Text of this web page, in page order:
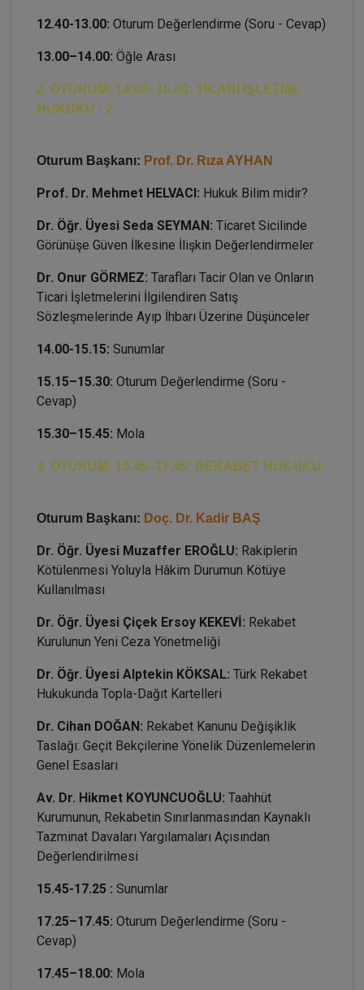
12.40-13.00: Oturum Değerlendirme (Soru - Cevap)
13.00–14.00: Öğle Arası
2. OTURUM: 14:00–15.30: TİCARİ İŞLETME
HUKUKU - 2
Oturum Başkanı: Prof. Dr. Rıza AYHAN
Prof. Dr. Mehmet HELVACI: Hukuk Bilim midir?
Dr. Öğr. Üyesi Seda SEYMAN: Ticaret Sicilinde
Görünüşe Güven İlkesine İlişkin Değerlendirmeler
Dr. Onur GÖRMEZ: Tarafları Tacir Olan ve Onların
Ticari İşletmelerini İlgilendiren Satış
Sözleşmelerinde Ayıp İhbarı Üzerine Düşünceler
14.00-15.15: Sunumlar
15.15–15.30: Oturum Değerlendirme (Soru -
Cevap)
15.30–15.45: Mola
3. OTURUM: 15.45–17.45: REKABET HUKUKU
Oturum Başkanı: Doç. Dr. Kadir BAŞ
Dr. Öğr. Üyesi Muzaffer EROĞLU: Rakiplerin
Kötülenmesi Yoluyla Hâkim Durumun Kötüye
Kullanılması
Dr. Öğr. Üyesi Çiçek Ersoy KEKEVİ: Rekabet
Kurulunun Yeni Ceza Yönetmeliği
Dr. Öğr. Üyesi Alptekin KÖKSAL: Türk Rekabet
Hukukunda Topla-Dağıt Kartelleri
Dr. Cihan DOĞAN: Rekabet Kanunu Değişiklik
Taslağı: Geçit Bekçilerine Yönelik Düzenlemelerin
Genel Esasları
Av. Dr. Hikmet KOYUNCUOĞLU: Taahhüt
Kurumunun, Rekabetin Sınırlanmasından Kaynaklı
Tazminat Davaları Yargılamaları Açısından
Değerlendirilmesi
15.45-17.25 : Sunumlar
17.25–17.45: Oturum Değerlendirme (Soru -
Cevap)
17.45–18.00: Mola